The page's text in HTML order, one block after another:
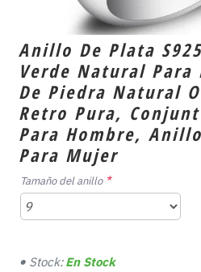
Anillo De Plata
Verde Natural
De Piedra Natural
Retro Pura,
Para Hombre,
Para Mujer
Stock: En Stock
Tamaño del anillo